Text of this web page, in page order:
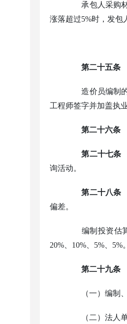
承包人采购材
涨落超过5%时，发包
第二十五条
造价员编制的
工程师签字并加盖执
第二十六条
第二十七条
询活动。
第二十八条
偏差。
编制投资估算
20%、10%、5%、5%
第二十九条
（一）编制、
（二）法人单